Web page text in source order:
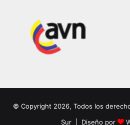
© Copyright 2026, Todos los
Sur | Diseño por